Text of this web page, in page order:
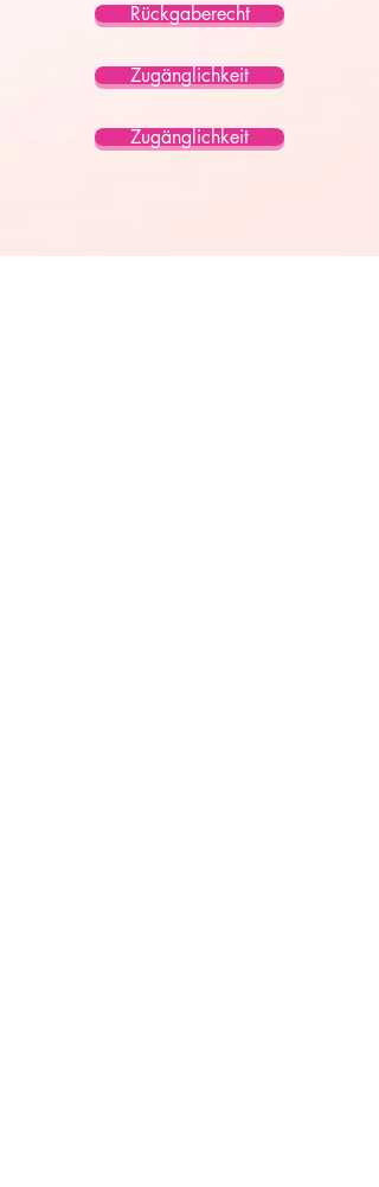
Rückgaberecht
Zugänglichkeit
Zugänglichkeit